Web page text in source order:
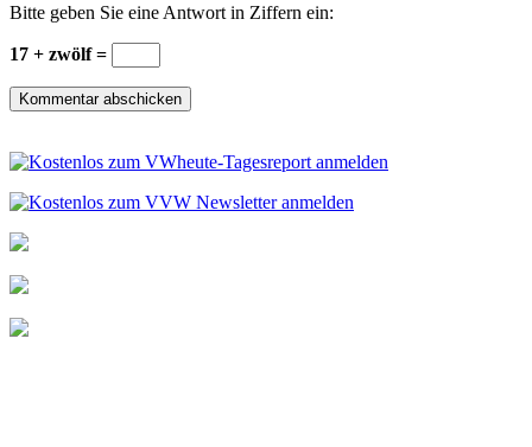
Bitte geben Sie eine Antwort in Ziffern ein:
17 + zwölf =